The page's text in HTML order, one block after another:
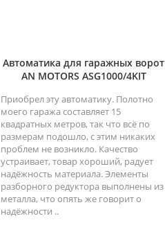
Автоматика для гаражных ворот
AN MOTORS ASG1000/4KIT
Приобрел эту автоматику. Полотно
моего гаража составляет 15
квадратных метров, так что всё по
размерам подошло, с этим никаких
проблем не возникло. Качество
устраивает, товар хороший, радует
надёжность материала. Элементы
разборного редуктора выполнены из
металла, что опять же говорит о
надёжности ..